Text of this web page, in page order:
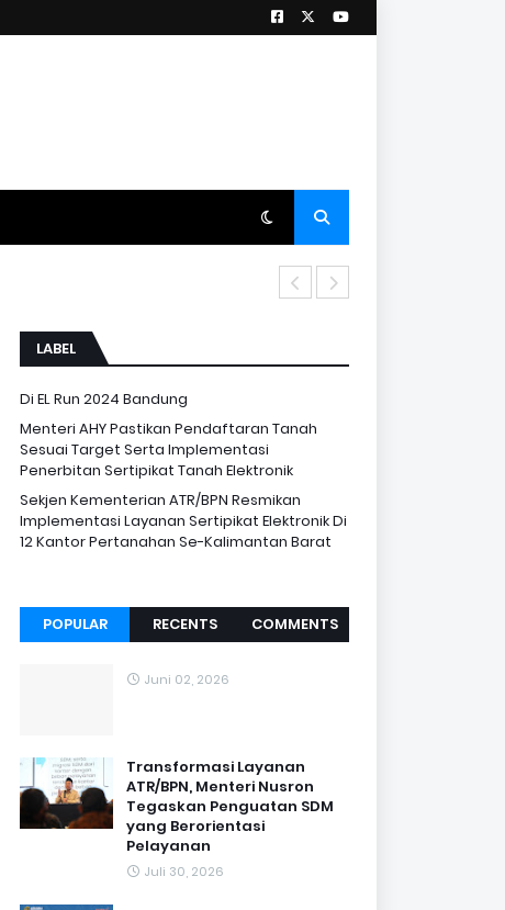
LABEL
Di EL Run 2024 Bandung
Menteri AHY Pastikan Pendaftaran Tanah
Sesuai Target Serta Implementasi
Penerbitan Sertipikat Tanah Elektronik
Sekjen Kementerian ATR/BPN Resmikan
Implementasi Layanan Sertipikat Elektronik Di
12 Kantor Pertanahan Se-Kalimantan Barat
POPULAR RECENTS COMMENTS
Juni 02, 2026
Transformasi Layanan
ATR/BPN, Menteri Nusron
Tegaskan Penguatan SDM
yang Berorientasi
Pelayanan
Juli 30, 2026